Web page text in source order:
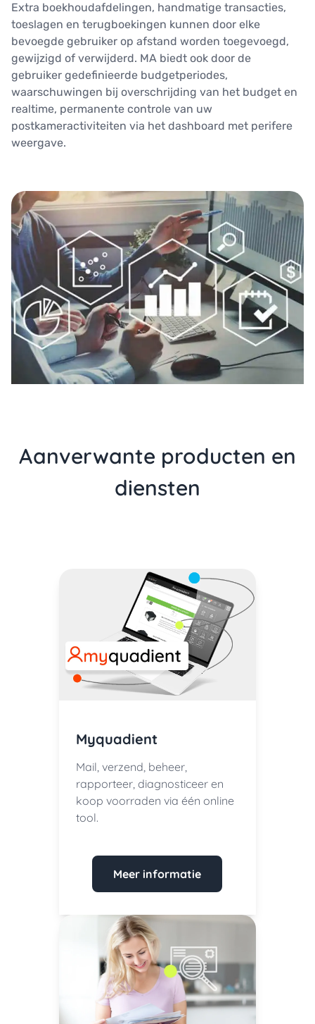
Extra boekhoudafdelingen, handmatige transacties,
toeslagen en terugboekingen kunnen door elke
bevoegde gebruiker op afstand worden toegevoegd,
gewijzigd of verwijderd. MA biedt ook door de
gebruiker gedefinieerde budgetperiodes,
waarschuwingen bij overschrijding van het budget en
realtime, permanente controle van uw
postkameractiviteiten via het dashboard met perifere
weergave.
Aanverwante producten en
diensten
Myquadient
Mail, verzend, beheer,
rapporteer, diagnosticeer en
koop voorraden via één online
tool.
Meer informatie